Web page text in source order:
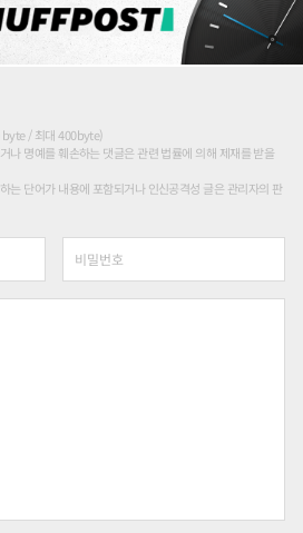
byte / 최대 400byte)
나 명예를 훼손하는 댓글은 관련 법률에 의해 제재를 받을
는 단어가 내용에 포함되거나 인신공격성 글은 관리자의 판